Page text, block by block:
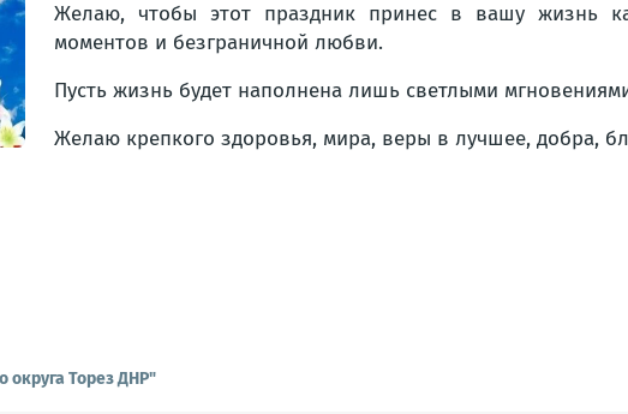
Желаю, чтобы этот праздник принес в вашу жизнь
моментов и безграничной любви.
Пусть жизнь будет наполнена лишь светлыми
Желаю крепкого здоровья, мира, веры в лучшее, добра,
округа Торез ДНР"